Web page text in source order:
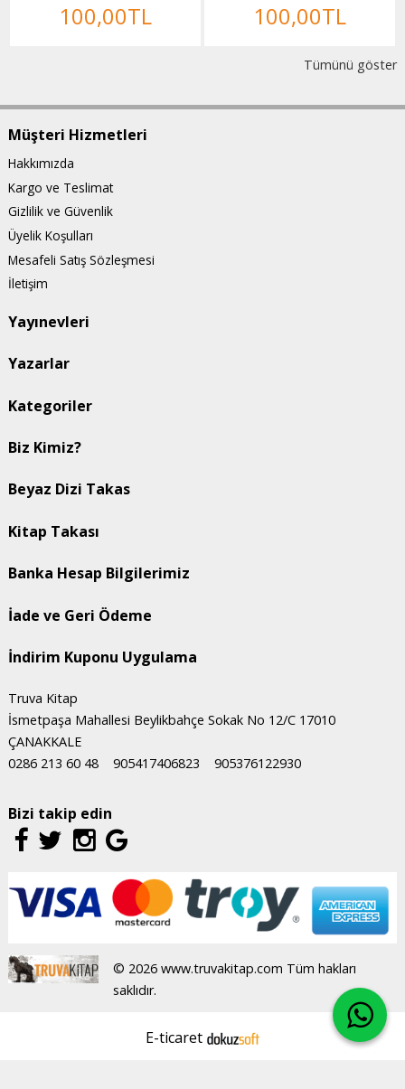
100,00TL 100,00TL
Tümünü göster
Müşteri Hizmetleri
Hakkımızda
Kargo ve Teslimat
Gizlilik ve Güvenlik
Üyelik Koşulları
Mesafeli Satış Sözleşmesi
İletişim
Yayınevleri
Yazarlar
Kategoriler
Biz Kimiz?
Beyaz Dizi Takas
Kitap Takası
Banka Hesap Bilgilerimiz
İade ve Geri Ödeme
İndirim Kuponu Uygulama
Truva Kitap
İsmetpaşa Mahallesi Beylikbahçe Sokak No 12/C 17010
ÇANAKKALE
0286 213 60 48
905417406823 905376122930
Bizi takip edin
© 2026 www.truvakitap.com Tüm hakları
saklıdır.
E-ticaret